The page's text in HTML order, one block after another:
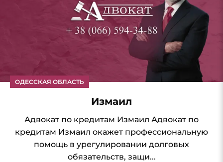
ОДЕССКАЯ ОБЛАСТЬ
Измаил
Адвокат по кредитам Измаил Адвокат по
кредитам Измаил окажет профессиональную
помощь в урегулировании долговых
обязательств, защи...